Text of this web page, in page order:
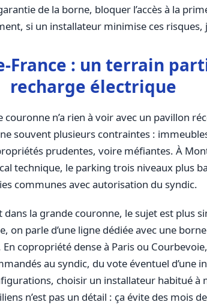
de la borne, bloquer l’accès à la
si un installateur minimise ces risques,
France : un terrain
recharge électrique
n’a rien à voir avec un pavillon
souvent plusieurs contraintes :
prudentes, voire méfiantes. À
technique, le parking trois niveaux plus
communes avec autorisation du syndic.
la grande couronne, le sujet est plus
on parle d’une ligne dédiée avec une
au syndic, du vote éventuel d’une
choisir un installateur habitué
n’est pas un détail : ça évite des mois